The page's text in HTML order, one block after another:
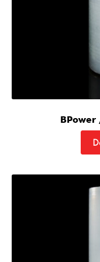
BPower